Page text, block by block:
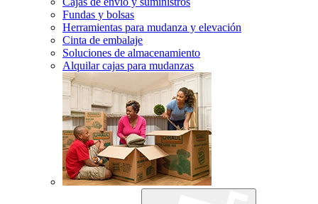
Fundas y bolsas
Herramientas para mudanza y elevación
Cinta de embalaje
Soluciones de almacenamiento
Alquilar cajas para mudanzas